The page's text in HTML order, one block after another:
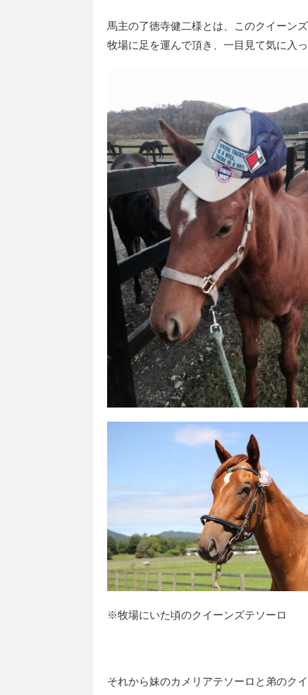
馬主の了徳寺健二様とは、このクイーン
牧場に足を運んで頂き、一目見て気に入っ
※牧場にいた頃のクイーンズテソーロ
それから妹のカメリアテソーロと弟のク